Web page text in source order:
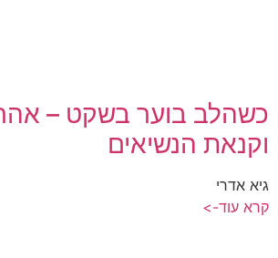
כשהלב בוער בשקט –
וקנאת הנשיאים
גיא אדרי
קרא עוד->